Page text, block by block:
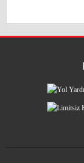
VOLKSWAGEN